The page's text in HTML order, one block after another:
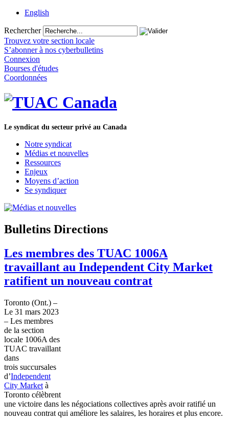
English
Rechercher
Trouvez votre section locale
S’abonner à nos cyberbulletins
Connexion
Bourses d'études
Coordonnées
Le syndicat du secteur privé au Canada
Notre syndicat
Médias et nouvelles
Ressources
Enjeux
Moyens d’action
Se syndiquer
Bulletins Directions
Les membres des TUAC 1006A
travaillant au Independent City Market
ratifient un nouveau contrat
Toronto (Ont.) –
Le 31 mars 2023
– Les membres
de la section
locale 1006A des
TUAC travaillant
dans
trois succursales
d’Independent
City Market à
Toronto célèbrent
une victoire dans les négociations collectives après avoir ratifié un
nouveau contrat qui améliore les salaires, les horaires et plus encore.